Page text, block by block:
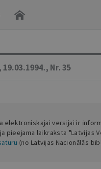
19.03.1994., Nr. 35
elektroniskajai versijai ir
pieejama laikraksta "Latvijas
(no Latvijas Nacionālās